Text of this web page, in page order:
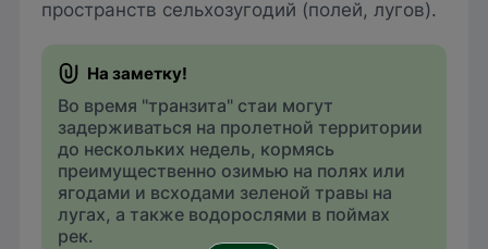
пространств сельхозугодий (полей, лугов).
Во время "транзита" стаи могут
задерживаться на пролетной территории
до нескольких недель, кормясь
преимущественно озимью на полях или
ягодами и всходами зеленой травы на
лугах, а также водорослями в поймах
рек.